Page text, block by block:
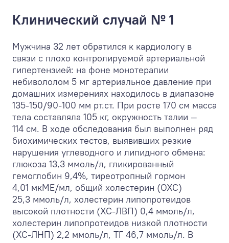
Клинический случай № 1
Мужчина 32 лет обратился к кардиологу в
связи с плохо контролируемой артериальной
гипертензией: на фоне монотерапии
небивололом 5 мг артериальное давление при
домашних измерениях находилось в диапазоне
135-150/90-100 мм рт.ст. При росте 170 см масса
тела составляла 105 кг, окружность талии —
114 см. В ходе обследования был выполнен ряд
биохимических тестов, выявивших резкие
нарушения углеводного и липидного обмена:
глюкоза 13,3 ммоль/л, гликированный
гемоглобин 9,4%, тиреотропный гормон
4,01 мкМЕ/мл, общий холестерин (ОХС)
25,3 ммоль/л, холестерин липопротеидов
высокой плотности (ХС-ЛВП) 0,4 ммоль/л,
холестерин липопротеидов низкой плотности
(ХС-ЛНП) 2,2 ммоль/л, ТГ 46,7 ммоль/л. В